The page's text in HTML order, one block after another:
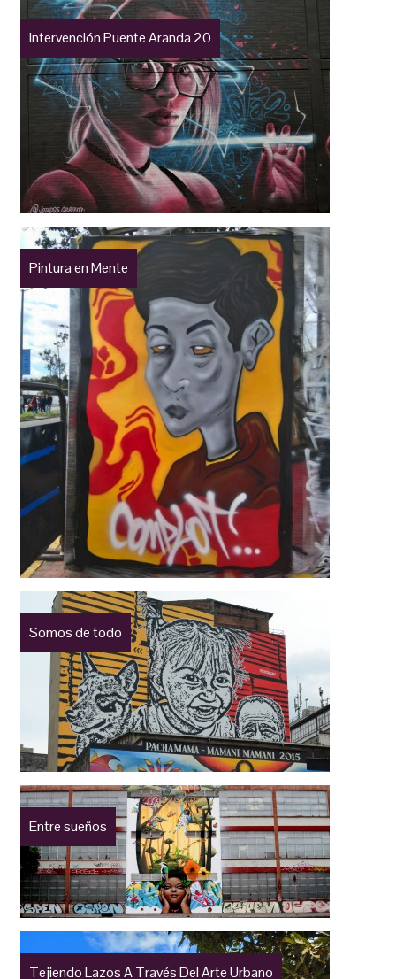
Intervención Puente Aranda 20
Pintura en Mente
Somos de todo
Entre sueños
Tejiendo Lazos A Través Del Arte Urbano